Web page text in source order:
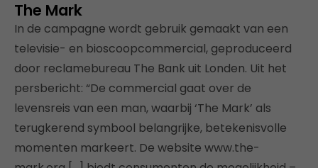
The Mark
In de campagne wordt gebruik gemaakt van een
televisie- en bioscoopcommercial, geproduceerd
door reclamebureau The Bank uit Londen. Uit het
persbericht: “De commercial gaat over de
levensreis van een man, waarbij ‘The Mark’ als
terugkerend symbool belangrijke, betekenisvolle
momenten markeert. De website www.the-